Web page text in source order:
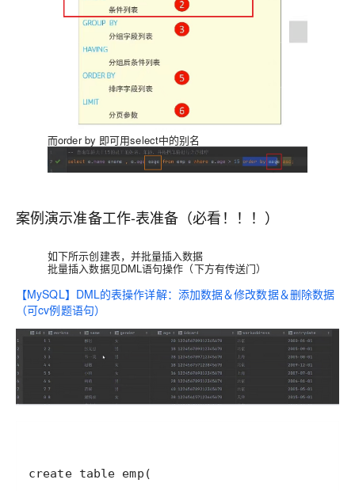
而order by 即可用select中的别名
案例演示准备工作-表准备（必看！！！）
如下所示创建表，并批量插入数据
批量插入数据见DML语句操作（下方有传送门）
【MySQL】DML的表操作详解：添加数据＆修改数据＆删除数据
（可cv例题语句）